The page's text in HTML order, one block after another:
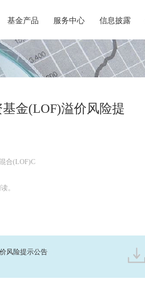
基金产品 服务中心 信息披露
金(LOF)溢价风险提
合(LOF)C
。
风险提示公告